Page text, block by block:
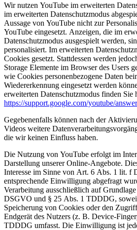
Wir nutzen YouTube im erweiterten
im erweiterten Datenschutzmodus
Aussage von YouTube nicht zur
YouTube eingesetzt. Anzeigen, die im
Datenschutzmodus ausgespielt werden,
personalisiert. Im erweiterten
Cookies gesetzt. Stattdessen werden
Storage Elemente im Browser des Users
wie Cookies personenbezogene Daten
Wiedererkennung eingesetzt werden
erweiterten Datenschutzmodus finden Sie
https://support.google.com/youtube/
Gegebenenfalls können nach der
Videos weitere
die wir keinen Einfluss haben.
Die Nutzung von YouTube erfolgt im
Darstellung unserer Online-Angebote.
Interesse im Sinne von Art. 6 Abs. 1 lit. f
entsprechende Einwilligung abgefragt
Verarbeitung ausschließlich auf
DSGVO und § 25 Abs. 1 TDDDG,
Speicherung von Cookies oder den
Endgerät des Nutzers (z. B. Device-
TDDDG umfasst. Die Einwilligung ist